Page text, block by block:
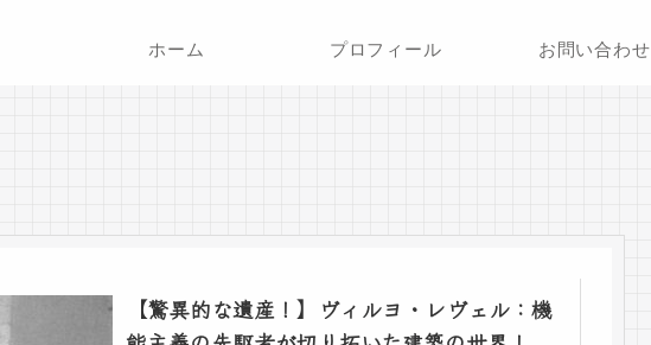
ホーム プロフィール お問い合わせ
【驚異的な遺産！】ヴィルヨ・レヴェル：機